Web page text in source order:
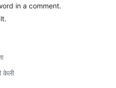
in a comment.
केली